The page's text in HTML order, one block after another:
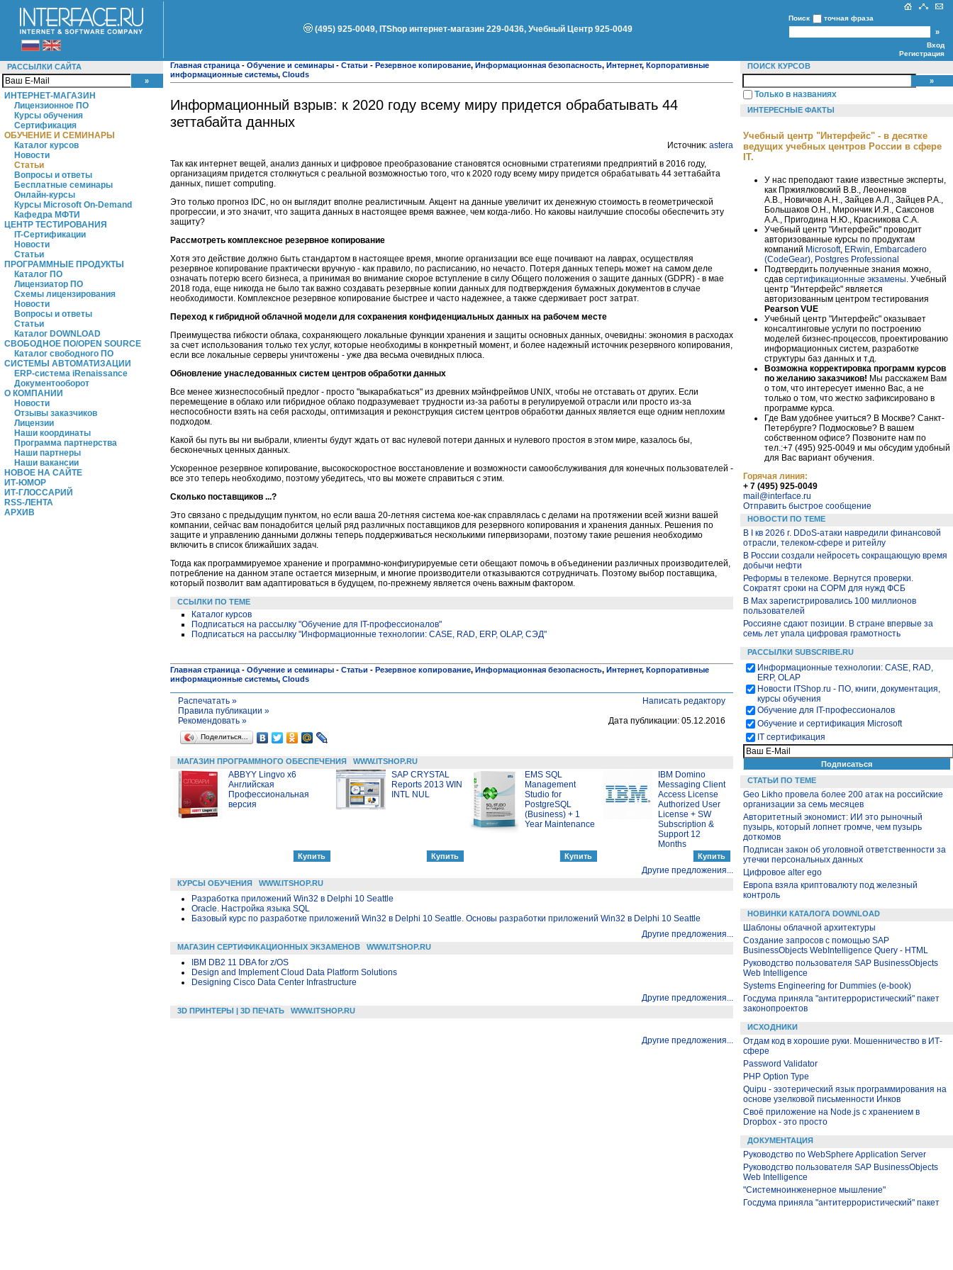
(495) 925-0049, ITShop интернет-магазин 229-0436, Учебный Центр 925-0049
Поиск точная фраза
Вход
Регистрация
РАССЫЛКИ САЙТА
ИНТЕРНЕТ-МАГАЗИН
Лицензионное ПО
Курсы обучения
Сертификация
ОБУЧЕНИЕ И СЕМИНАРЫ
Каталог курсов
Новости
Статьи
Вопросы и ответы
Бесплатные семинары
Онлайн-курсы
Курсы Microsoft On-Demand
Кафедра МФТИ
ЦЕНТР ТЕСТИРОВАНИЯ
IT-Сертификации
Новости
Статьи
ПРОГРАММНЫЕ ПРОДУКТЫ
Каталог ПО
Лицензиатор ПО
Схемы лицензирования
Новости
Вопросы и ответы
Статьи
Каталог DOWNLOAD
СВОБОДНОЕ ПО/OPEN SOURCE
Каталог свободного ПО
СИСТЕМЫ АВТОМАТИЗАЦИИ
ERP-система iRenaissance
Документооборот
О КОМПАНИИ
Новости
Отзывы заказчиков
Лицензии
Наши координаты
Программа партнерства
Наши партнеры
Наши вакансии
НОВОЕ НА САЙТЕ
ИТ-ЮМОР
ИТ-ГЛОССАРИЙ
RSS-ЛЕНТА
АРХИВ
Главная страница - Обучение и семинары - Статьи - Резервное копирование, Информационная безопасность, Интернет, Корпоративные
информационные системы, Clouds
Информационный взрыв: к 2020 году всему миру придется обрабатывать 44
зеттабайта данных
Источник: astera
Так как интернет вещей, анализ данных и цифровое преобразование становятся основными стратегиями предприятий в 2016 году,
организациям придется столкнуться с реальной возможностью того, что к 2020 году всему миру придется обрабатывать 44 зеттабайта
данных, пишет computing.
Это только прогноз IDC, но он выглядит вполне реалистичным. Акцент на данные увеличит их денежную стоимость в геометрической
прогрессии, и это значит, что защита данных в настоящее время важнее, чем когда-либо. Но каковы наилучшие способы обеспечить эту
защиту?
Рассмотреть комплексное резервное копирование
Хотя это действие должно быть стандартом в настоящее время, многие организации все еще почивают на лаврах, осуществляя
резервное копирование практически вручную - как правило, по расписанию, но нечасто. Потеря данных теперь может на самом деле
означать потерю всего бизнеса, а принимая во внимание скорое вступление в силу Общего положения о защите данных (GDPR) - в мае
2018 года, еще никогда не было так важно создавать резервные копии данных для подтверждения бумажных документов в случае
необходимости. Комплексное резервное копирование быстрее и часто надежнее, а также сдерживает рост затрат.
Переход к гибридной облачной модели для сохранения конфиденциальных данных на рабочем месте
Преимущества гибкости облака, сохраняющего локальные функции хранения и защиты основных данных, очевидны: экономия в расходах
за счет использования только тех услуг, которые необходимы в конкретный момент, и более надежный источник резервного копирования,
если все локальные серверы уничтожены - уже два весьма очевидных плюса.
Обновление унаследованных систем центров обработки данных
Все менее жизнеспособный предлог - просто "выкарабкаться" из древних мэйнфреймов UNIX, чтобы не отставать от других. Если
перемещение в облако или гибридное облако подразумевает трудности из-за работы в регулируемой отрасли или просто из-за
неспособности взять на себя расходы, оптимизация и реконструкция систем центров обработки данных является еще одним неплохим
подходом.
Какой бы путь вы ни выбрали, клиенты будут ждать от вас нулевой потери данных и нулевого простоя в этом мире, казалось бы,
бесконечных ценных данных.
Ускоренное резервное копирование, высокоскоростное восстановление и возможности самообслуживания для конечных пользователей -
все это теперь необходимо, поэтому убедитесь, что вы можете справиться с этим.
Сколько поставщиков ...?
Это связано с предыдущим пунктом, но если ваша 20-летняя система кое-как справлялась с делами на протяжении всей жизни вашей
компании, сейчас вам понадобится целый ряд различных поставщиков для резервного копирования и хранения данных. Решения по
защите и управлению данными должны теперь поддерживаться несколькими гипервизорами, поэтому такие решения необходимо
включить в список ближайших задач.
Тогда как программируемое хранение и программно-конфигурируемые сети обещают помочь в объединении различных производителей,
потребление на данном этапе остается мизерным, и многие производители отказываются сотрудничать. Поэтому выбор поставщика,
который позволит вам адаптироваться в будущем, по-прежнему является очень важным фактором.
ССЫЛКИ ПО ТЕМЕ
Каталог курсов
Подписаться на рассылку "Обучение для IT-профессионалов"
Подписаться на рассылку "Информационные технологии: CASE, RAD, ERP, OLAP, СЭД"
Главная страница - Обучение и семинары - Статьи - Резервное копирование, Информационная безопасность, Интернет, Корпоративные
информационные системы, Clouds
Распечатать »
Правила публикации »
Написать редактору
Рекомендовать »
Дата публикации: 05.12.2016
Поделиться…
МАГАЗИН ПРОГРАММНОГО ОБЕСПЕЧЕНИЯ WWW.ITSHOP.RU
ABBYY Lingvo x6
Английская
Профессиональная
версия
SAP CRYSTAL
Reports 2013 WIN
INTL NUL
EMS SQL
Management
Studio for
PostgreSQL
(Business) + 1
Year Maintenance
IBM Domino
Messaging Client
Access License
Authorized User
License + SW
Subscription &
Support 12
Months
Другие предложения...
КУРСЫ ОБУЧЕНИЯ WWW.ITSHOP.RU
Разработка приложений Win32 в Delphi 10 Seattle
Oracle. Настройка языка SQL
Базовый курс по разработке приложений Win32 в Delphi 10 Seattle. Основы разработки приложений Win32 в Delphi 10 Seattle
Другие предложения...
МАГАЗИН СЕРТИФИКАЦИОННЫХ ЭКЗАМЕНОВ WWW.ITSHOP.RU
IBM DB2 11 DBA for z/OS
Design and Implement Cloud Data Platform Solutions
Designing Cisco Data Center Infrastructure
Другие предложения...
3D ПРИНТЕРЫ | 3D ПЕЧАТЬ WWW.ITSHOP.RU
Другие предложения...
ПОИСК КУРСОВ
Только в названиях
ИНТЕРЕСНЫЕ ФАКТЫ
Учебный центр "Интерфейс" - в десятке
ведущих учебных центров России в сфере
IT.
У нас преподают такие известные эксперты,
как Пржиялковский В.В., Леоненков
А.В., Новичков А.Н., Зайцев А.Л., Зайцев Р.А.,
Большаков О.Н., Мирончик И.Я., Саксонов
А.А., Пригодина Н.Ю., Красникова С.А.
Учебный центр "Интерфейс" проводит
авторизованные курсы по продуктам
компаний Microsoft, ERwin Embarcadero
(CodeGear) Postgres Professional
Подтвердить полученные знания можно,
сдав сертификационные экзамены . Учебный
центр "Интерфейс" является
авторизованным центром тестирования
Pearson VUE
Учебный центр "Интерфейс" оказывает
консалтинговые услуги по построению
моделей бизнес-процессов, проектированию
информационных систем, разработке
структуры баз данных и т.д.
Возможна корректировка программ курсов
по желанию заказчиков! Мы расскажем Вам
о том, что интересует именно Вас, а не
только о том, что жестко зафиксировано в
программе курса.
Где Вам удобнее учиться? В Москве? Санкт-
Петербурге? Подмосковье? В вашем
собственном офисе? Позвоните нам по
тел.:+7 (495) 925-0049 и мы обсудим удобный
для Вас вариант обучения.
Горячая линия:
+ 7 (495) 925-0049
mail@interface.ru
Отправить быстрое сообщение
НОВОСТИ ПО ТЕМЕ
В I кв 2026 г. DDoS-атаки навредили финансовой
отрасли, телеком-сфере и ритейлу
В России создали нейросеть сокращающую время
добычи нефти
Реформы в телекоме. Вернутся проверки.
Сократят сроки на СОРМ для нужд ФСБ
В Max зарегистрировались 100 миллионов
пользователей
Россияне сдают позиции. В стране впервые за
семь лет упала цифровая грамотность
РАССЫЛКИ SUBSCRIBE.RU
Информационные технологии: CASE, RAD,
ERP, OLAP
Новости ITShop.ru - ПО, книги, документация,
курсы обучения
Обучение для IT-профессионалов
Обучение и сертификация Microsoft
IT сертификация
СТАТЬИ ПО ТЕМЕ
Geo Likho провела более 200 атак на российские
организации за семь месяцев
Авторитетный экономист: ИИ это рыночный
пузырь, который лопнет громче, чем пузырь
доткомов
Подписан закон об уголовной ответственности за
утечки персональных данных
Цифровое alter ego
Европа взяла криптовалюту под железный
контроль
НОВИНКИ КАТАЛОГА DOWNLOAD
Шаблоны облачной архитектуры
Создание запросов с помощью SAP
BusinessObjects WebIntelligence Query - HTML
Руководство пользователя SAP BusinessObjects
Web Intelligence
Systems Engineering for Dummies (e-book)
Госдума приняла "антитеррористический" пакет
законопроектов
ИСХОДНИКИ
Отдам код в хорошие руки. Мошенничество в ИТ-
сфере
Password Validator
PHP Option Type
Quipu - эзотерический язык программирования на
основе узелковой письменности Инков
Своё приложение на Node.js с хранением в
Dropbox - это просто
ДОКУМЕНТАЦИЯ
Руководство по WebSphere Application Server
Руководство пользователя SAP BusinessObjects
Web Intelligence
"Системноинженерное мышление"
Госдума приняла "антитеррористический" пакет